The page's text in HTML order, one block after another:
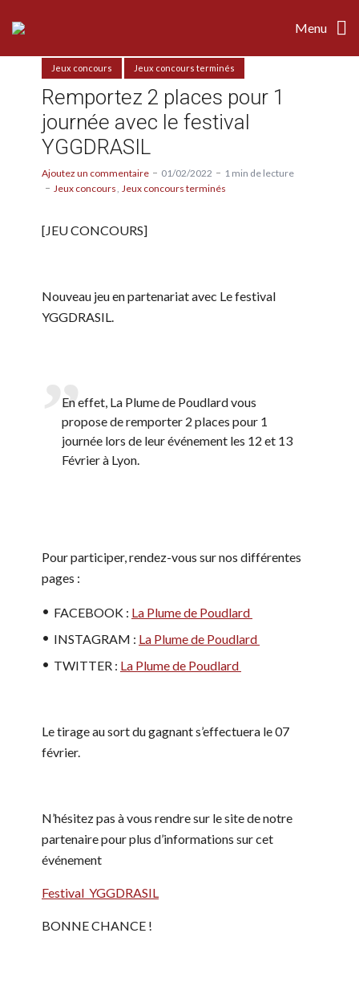
Menu
Jeux concours Jeux concours terminés
Remportez 2 places pour 1
journée avec le festival
YGGDRASIL
Ajoutez un commentaire 01/02/2022
1 min de lecture
Jeux concours
Jeux concours terminés
[JEU CONCOURS]
Nouveau jeu en partenariat avec Le festival
YGGDRASIL
En effet, La Plume de Poudlard vous
propose de remporter 2 places pour 1
journée lors de leur événement les 12 et 13
Février à Lyon.
Pour participer, rendez-vous sur nos différentes
pages :
FACEBOOK : La Plume de Poudlard
INSTAGRAM : La Plume de Poudlard
TWITTER : La Plume de Poudlard
Le tirage au sort du gagnant s’effectuera le 07
février.
N’hésitez pas à vous rendre sur le site de notre
partenaire pour plus d’informations sur cet
événement
Festival YGGDRASIL
BONNE CHANCE !